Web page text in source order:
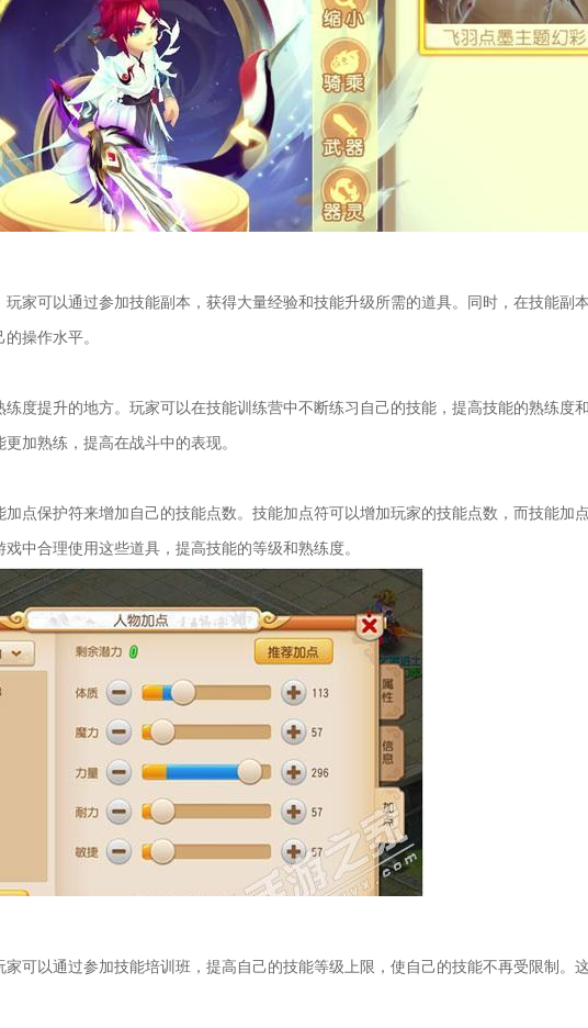
家可以通过参加技能副本，获得大量经验和技能升级所需的道具。同时，在技能副
操作水平。
度提升的地方。玩家可以在技能训练营中不断练习自己的技能，提高技能的熟练度
加熟练，提高在战斗中的表现。
点保护符来增加自己的技能点数。技能加点符可以增加玩家的技能点数，而技能加
中合理使用这些道具，提高技能的等级和熟练度。
可以通过参加技能培训班，提高自己的技能等级上限，使自己的技能不再受限制。